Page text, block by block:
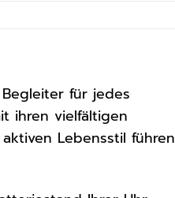
für jedes
ihren vielfältigen
Lebensstil führen